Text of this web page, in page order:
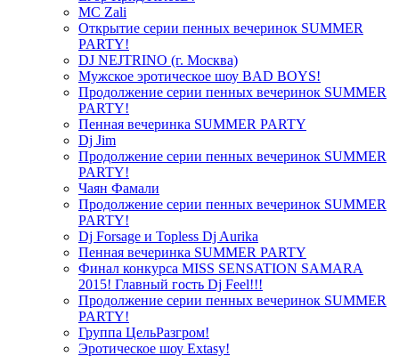
MC Zali
Открытие серии пенных вечеринок SUMMER
PARTY!
DJ NEJTRINO (г. Москва)
Мужское эротическое шоу BAD BOYS!
Продолжение серии пенных вечеринок SUMMER
PARTY!
Пенная вечеринка SUMMER PARTY
Dj Jim
Продолжение серии пенных вечеринок SUMMER
PARTY!
Чаян Фамали
Продолжение серии пенных вечеринок SUMMER
PARTY!
Dj Forsage и Topless Dj Aurika
Пенная вечеринка SUMMER PARTY
Финал конкурса MISS SENSATION SAMARA
2015! Главный гость Dj Feel!!!
Продолжение серии пенных вечеринок SUMMER
PARTY!
Группа ЦельРазгром!
Эротическое шоу Extasy!